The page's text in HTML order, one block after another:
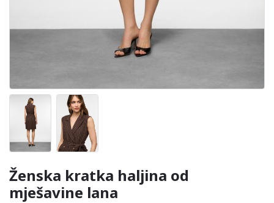
Ženska kratka haljina od
mješavine lana